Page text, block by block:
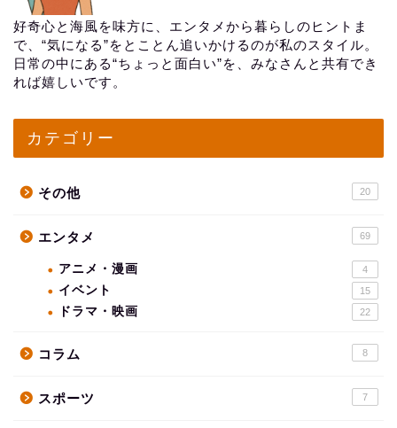
好奇心と海風を味方に、エンタメから暮らしのヒントま
で、“気になる”をとことん追いかけるのが私のスタイル。
日常の中にある“ちょっと面白い”を、みなさんと共有でき
れば嬉しいです。
カテゴリー
その他 20
エンタメ 69
アニメ・漫画 4
イベント 15
ドラマ・映画 22
コラム 8
スポーツ 7